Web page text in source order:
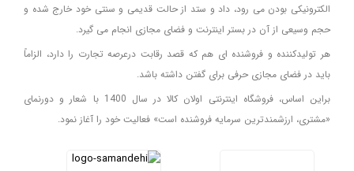
الکترونیکی بودن می رود، داد و ستد از حالت قدیمی و سنتی خود خارج شده و
حجم وسیعی از آن در بستر اینترنت و فضای مجازی انجام می گیرد.
هر تولیدکننده و فروشنده ای هم که قصد رقابت درعرصه تجارت را دارد، الزاماً
باید در فضای مجازی حرفی برای گفتن داشته باشد.
براین اساس، فروشگاه اینترنتی اولان کالا در سال 1400 با شعار و دورنمای
«مشتری، ارزشمندترین سرمایه فروشنده است» فعالیت خود را آغاز نمود.